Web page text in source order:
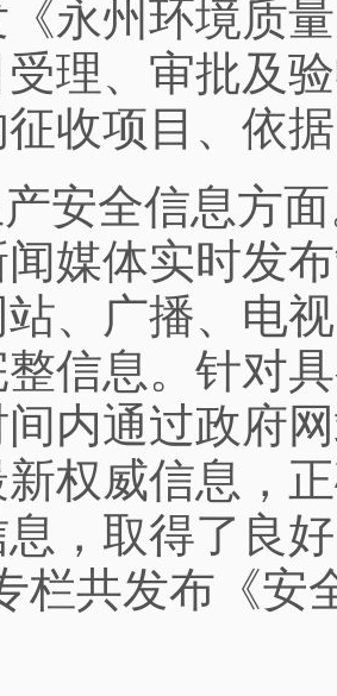
永州环境质
理、审批及
收项目、依
全信息方面
媒体实时发
、广播、电
信息。针对
内通过政府
新权威信息，
，取得了良
栏共发布《安